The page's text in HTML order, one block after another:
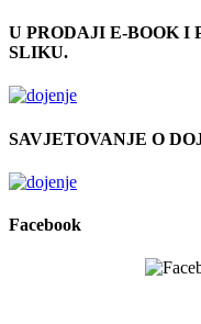
U PRODAJI E-BOOK I
SLIKU.
SAVJETOVANJE O
Facebook